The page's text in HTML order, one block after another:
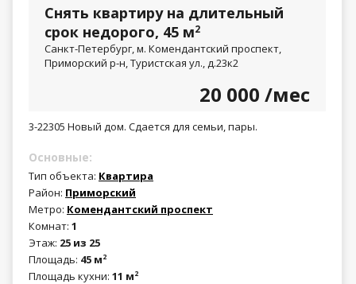
Снять квартиру на длительный
срок недорого, 45 м2
Санкт-Петербург, м. Комендантский проспект,
Приморский р-н, Туристская ул., д.23к2
20 000 /мес
3-22305 Новый дом. Сдается для семьи, пары.
Основные:
Тип объекта: Квартира
Район: Приморский
Метро: Комендантский проспект
Комнат: 1
Этаж: 25 из 25
Площадь: 45 м2
Площадь кухни: 11 м2